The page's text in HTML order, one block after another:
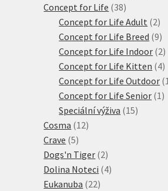
Concept for Life 3838
produktů
Concept for Life Adult 22
Concept for Life Breed 99
Concept for Life Indoor 22
Concept for Life Kitten 44
Concept for Life Outdoor
Concept for Life Senior 11
Speciální výživa 1515
Cosma 1212
Crave 55
produktů
Dogs'n Tiger 22
produkty
Dolina Noteci 44
Eukanuba 2222